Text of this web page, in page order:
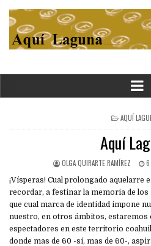
POSTED
IN
AQUÍ
Aquí
OLGA QUIRARTE RAMÍREZ 6
¡Vísperas! Cual prolongado aquelarre
recordar, a festinar la memoria de
que cual marca de identidad impone
nuestro, en otros ámbitos, estaremos
espectadores en este territorio
donde mas de 60 -sí, mas de 60-,